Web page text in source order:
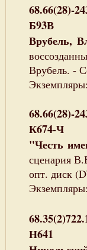
68.66(28)-
Б93В
Врубель,
Врубель. -
68.66(28)-
К674-Ч
"Честь
сценария
опт. диск
Н641